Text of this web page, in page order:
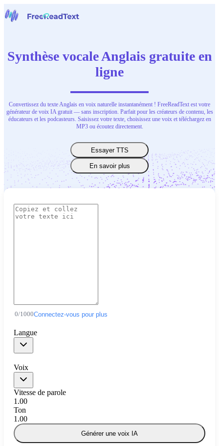
Outils
Français
Synthèse vocale Anglais gratuite en
ligne
Convertissez du texte Anglais en voix naturelle instantanément ! FreeReadText est votre
générateur de voix IA gratuit — sans inscription. Parfait pour les créateurs de contenu, les
éducateurs et les podcasteurs. Saisissez votre texte, choisissez une voix et téléchargez en
MP3 ou écoutez directement.
Essayer TTS
En savoir plus
0/1000Connectez-vous pour plus
Langue
Voix
Vitesse de parole
1.00
Ton
1.00
Générer une voix IA